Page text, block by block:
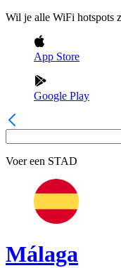
Wil je alle WiFi hotspots
App Store
Google Play
Voer een STAD
Málaga